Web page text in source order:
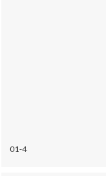
01-4